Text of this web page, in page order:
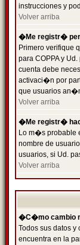
instrucciones y
Volver arriba
�Me registr�
Primero verifique
para COPPA y
cuenta debe
activaci�n por
que usuarios
Volver arriba
�Me registr�
Lo m�s probable
nombre de
usuarios, si Ud.
Volver arriba
�C�mo cambio
Todos sus datos
encuentra en la